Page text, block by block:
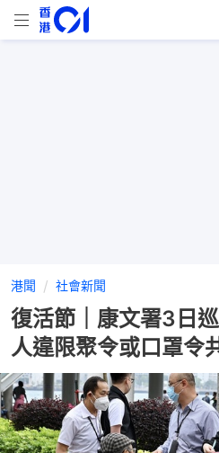
港聞 社會新聞
復活節｜康文署3
人違限聚令或口罩令